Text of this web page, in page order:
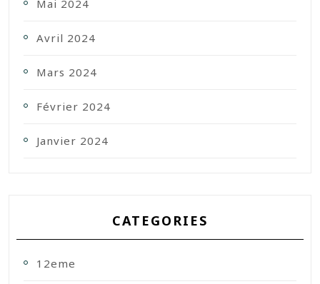
Mai 2024
Avril 2024
Mars 2024
Février 2024
Janvier 2024
CATEGORIES
12eme